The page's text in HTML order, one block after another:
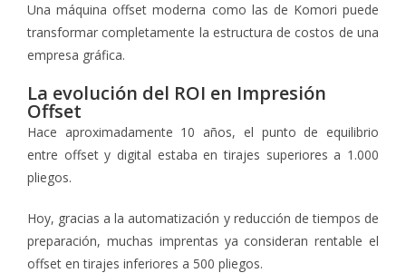
Una máquina offset moderna como las de Komori puede
transformar completamente la estructura de costos de una
empresa gráfica.
La evolución del ROI en Impresión
Offset
Hace aproximadamente 10 años, el punto de equilibrio
entre offset y digital estaba en tirajes superiores a 1.000
pliegos.
Hoy, gracias a la automatización y reducción de tiempos de
preparación, muchas imprentas ya consideran rentable el
offset en tirajes inferiores a 500 pliegos.